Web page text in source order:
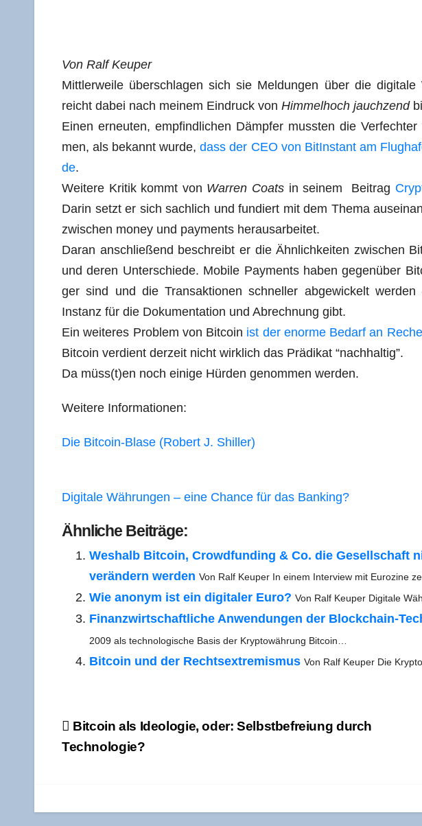
Von Ralf Keuper
Mitt­ler­wei­le über­schla­gen sich sie Mel­dun­gen über die
reicht dabei nach mei­nem Ein­druck von Him­mel­hoch jauch­zend
Einen erneu­ten, emp­find­li­chen Dämp­fer muss­ten die
men, als bekannt wur­de,dass der CEO von BitIn­stant am
de.
Wei­te­re Kri­tik kommt von War­ren Coats in sei­nem Bei­trag
Dar­in setzt er sich sach­lich und fun­diert mit dem The­ma
zwi­schen money und pay­ments herausarbeitet.
Dar­an anschlie­ßend beschreibt er die Ähn­lich­kei­ten zwi­schen
und deren Unter­schie­de. Mobi­le Pay­ments haben gegen­über
ger sind und die Trans­ak­tio­nen schnel­ler abge­wi­ckelt
Instanz für die Doku­men­ta­ti­on und Abrech­nung gibt.
Ein wei­te­res Pro­blem von Bit­co­in ist der enor­me Bedarf an
Bit­co­in ver­dient der­zeit nicht wirk­lich das Prä­di­kat “nach­hal­tig”.
Da müss(t)en noch eini­ge Hür­den genom­men werden.
Wei­te­re Informationen:
Die Bit­co­in-Bla­se (Robert J. Shiller)
Digi­ta­le Wäh­run­gen – eine Chan­ce für das Banking?
Ähn­li­che Beiträge:
Wes­halb Bit­co­in, Crowd­fun­ding & Co. die Gesell­schaft
ver­än­dern wer­den Von Ralf Keu­per In einem Inter­view mit Euro­zi­ne
Wie anonym ist ein digi­ta­ler Euro? Von Ralf Keu­per Digi­ta­le
Finanz­wirt­schaft­li­che Anwen­dun­gen der Block­chain-
2009 als tech­no­lo­gi­sche Basis der Kryp­to­wäh­rung Bitcoin…
Bit­co­in und der Rechts­extre­mis­mus Von Ralf Keu­per Die
Beitragsnavigation
Bit­co­in als Ideo­lo­gie, oder: Selbst­be­frei­ung durch
Technologie?